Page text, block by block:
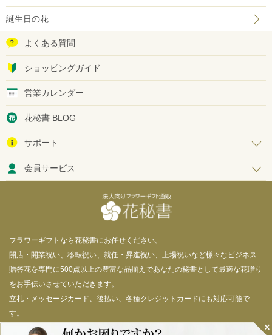
誕生日の花
よくある質問
ショッピングガイド
営業カレンダー
花秘書 BLOG
サポート
会員サービス
フラワーギフトなら花秘書にお任せください。
開店・開業祝い、移転祝い、就任・昇進祝い、上場祝いなど様々なビジネス
贈答花を専門に500点以上の豊富な品揃えであなたの秘書として最適な花贈り
をお手伝いさせていただきます。
立札・メッセージカード、後払い、各種クレジットカードにも対応可能で
す。